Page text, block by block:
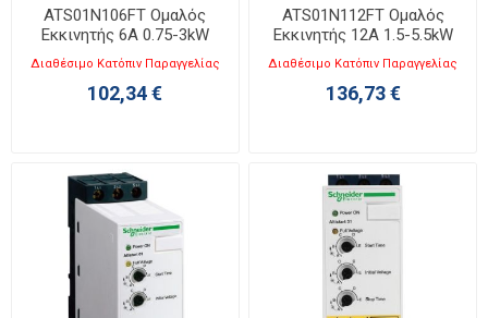
ATS01N106FT Ομαλός
Εκκινητής 6A 0.75-3kW
110-480V
Διαθέσιμο Κατόπιν Παραγγελίας
102,34 €
ATS01N112FT Ομαλός
Εκκινητής 12A 1.5-5.5kW
110-480V
Διαθέσιμο Κατόπιν Παραγγελίας
136,73 €